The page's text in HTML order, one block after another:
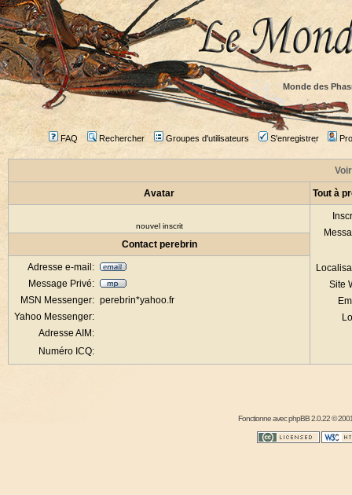
Monde des
FAQ Rechercher Groupes d'utilisateurs S'enregistrer
Avatar Tout à
nouvel inscrit
Site
Contact perebrin
Adresse e-mail:
Message Privé:
MSN Messenger: perebrin*yahoo.fr
Yahoo Messenger:
Adresse AIM:
Numéro ICQ:
Fonctionne avecphpBB2.0.22 ©